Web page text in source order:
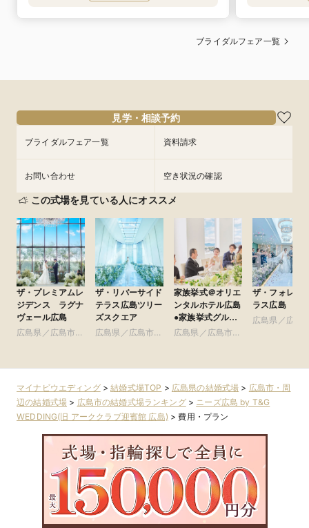
ブライダルフェア一覧
見学・相談予約
ブライダルフェア一覧 資料請求
お問い合わせ 空き状況の確認
この式場を見ている人にオススメ
ザ・プレミアムレ
ジデンス ラグナ
ヴェール広島
広島県／広島市・
ザ・リバーサイド
テラス広島ツリー
ズスクエア
広島県／広島市・
家族挙式＠オリエ
ンタルホテル広島
●家族挙式グルー
プ
広島県／広島市・
ザ・フォレス
ラス広島
広島県／広島
マイナビウエディング>結婚式場TOP > 広島県の結婚式場 > 広島市・周
辺の結婚式場 > 広島市の結婚式場ランキング> ニーズ広島 by T&G
WEDDING(旧 アーククラブ迎賓館 広島) >費用・プラン